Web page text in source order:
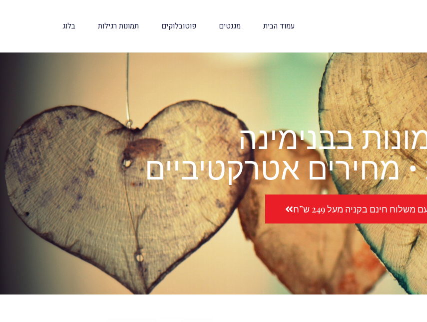
עמוד הבית מגנטים פוטובלוקים תמונות רגילות בלוג
בבנימינה
מחירים אטרקטיביים
משלוח חינם בקניה מעל 249 ש”ח